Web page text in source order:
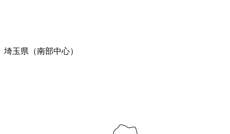
埼玉県（南部中心）